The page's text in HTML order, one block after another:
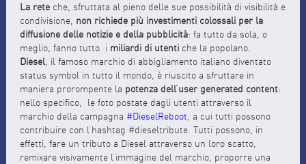
La reteche, sfruttata al pieno delle sue possibilità di visibilità e
condivisione, non richiede più investimenti colossali per la
diffusione delle notizie e della pubblicità: fa tutto da sola, o
meglio, fanno tutto imiliardi di utentiche la popolano.
Diesel, il famoso marchio di abbigliamento italiano diventato
status symbol in tutto il mondo, è riuscito a sfruttare in
maniera prorompente la potenza dell’user generated content:
nello specifico, le foto postate dagli utenti attraverso il
marchio della campagna #DieselReboot, a cui tutti possono
contribuire con l’hashtag #dieseltribute. Tutti possono, in
effetti, fare un tributo a Diesel attraverso un loro scatto,
remixare visivamente l’immagine del marchio, proporre una